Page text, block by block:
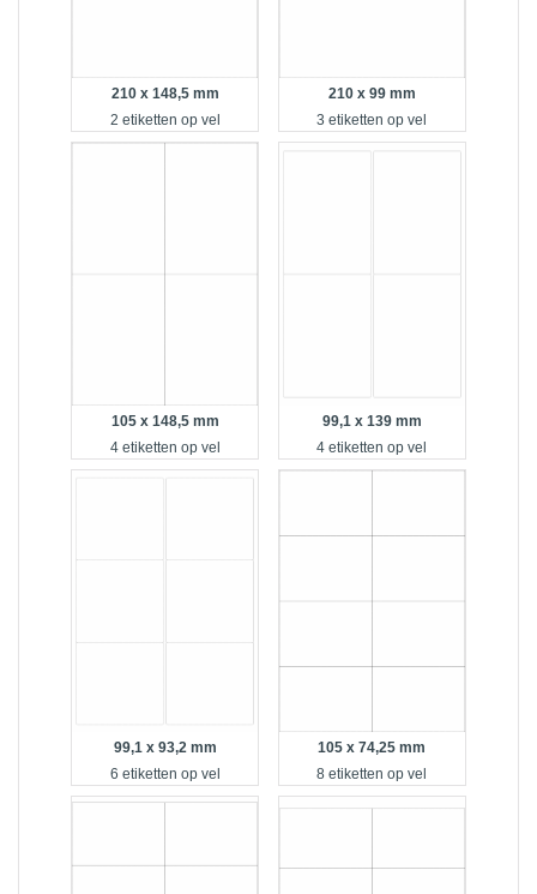
210 x 148,5 mm
2 etiketten op vel
210 x 99 mm
3 etiketten op vel
105 x 148,5 mm
4 etiketten op vel
99,1 x 139 mm
4 etiketten op vel
99,1 x 93,2 mm
6 etiketten op vel
105 x 74,25 mm
8 etiketten op vel